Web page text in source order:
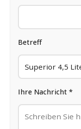
Betreff
Ihre Nachricht *